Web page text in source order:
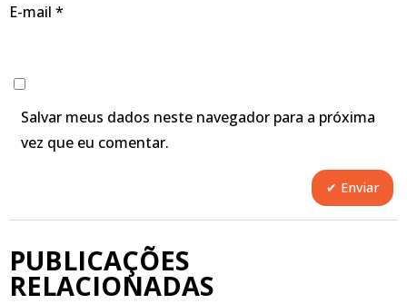
E-mail *
Salvar meus dados neste navegador para a próxima
vez que eu comentar.
PUBLICAÇÕES
RELACIONADAS